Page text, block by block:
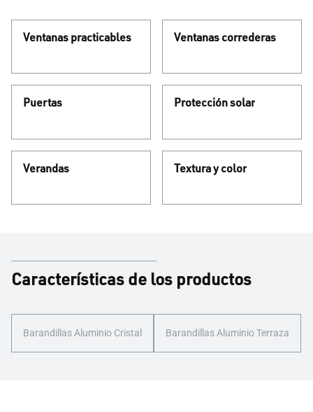
Ventanas practicables Ventanas correderas
Puertas Protección solar
Verandas Textura y color
Características de los productos
Barandillas Aluminio Cristal Barandillas Aluminio Terraza